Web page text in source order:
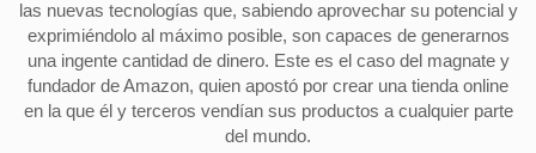
las nuevas tecnologías que, sabiendo aprovechar su potencial y
exprimiéndolo al máximo posible, son capaces de generarnos
una ingente cantidad de dinero. Este es el caso del magnate y
fundador de Amazon, quien apostó por crear una tienda online
en la que él y terceros vendían sus productos a cualquier parte
del mundo.